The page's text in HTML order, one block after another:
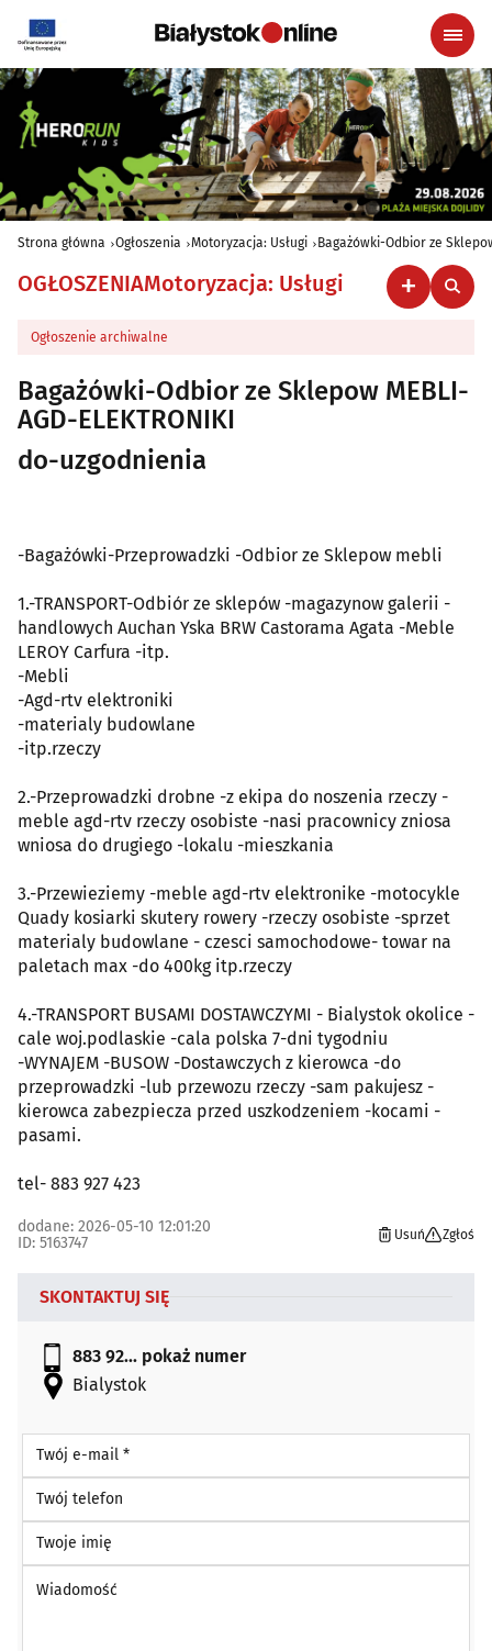
Strona główna Ogłoszenia Motoryzacja: Usługi Bagażówki-Odbior ze
OGŁOSZENIAMotoryzacja: Usługi
Ogłoszenie archiwalne
Bagażówki-Odbior ze Sklepow MEBLI-
AGD-ELEKTRONIKI
do-uzgodnienia
-Bagażówki-Przeprowadzki -Odbior ze Sklepow mebli
1.-TRANSPORT-Odbiór ze sklepów -magazynow galerii -
handlowych Auchan Yska BRW Castorama Agata -Meble
LEROY Carfura -itp.
-Mebli
-Agd-rtv elektroniki
-materialy budowlane
-itp.rzeczy
2.-Przeprowadzki drobne -z ekipa do noszenia rzeczy -
meble agd-rtv rzeczy osobiste -nasi pracownicy zniosa
wniosa do drugiego -lokalu -mieszkania
3.-Przewieziemy -meble agd-rtv elektronike -motocykle
Quady kosiarki skutery rowery -rzeczy osobiste -sprzet
materialy budowlane - czesci samochodowe- towar na
paletach max -do 400kg itp.rzeczy
4.-TRANSPORT BUSAMI DOSTAWCZYMI - Bialystok okolice -
cale woj.podlaskie -cala polska 7-dni tygodniu
-WYNAJEM -BUSOW -Dostawczych z kierowca -do
przeprowadzki -lub przewozu rzeczy -sam pakujesz -
kierowca zabezpiecza przed uszkodzeniem -kocami -
pasami.
tel- 883 927 423
dodane: 2026-05-10 12:01:20
ID: 5163747
Usuń Zgłoś
SKONTAKTUJ SIĘ
883 92... pokaż numer
Bialystok
Twój e-mail *
Twój telefon
Twoje imię